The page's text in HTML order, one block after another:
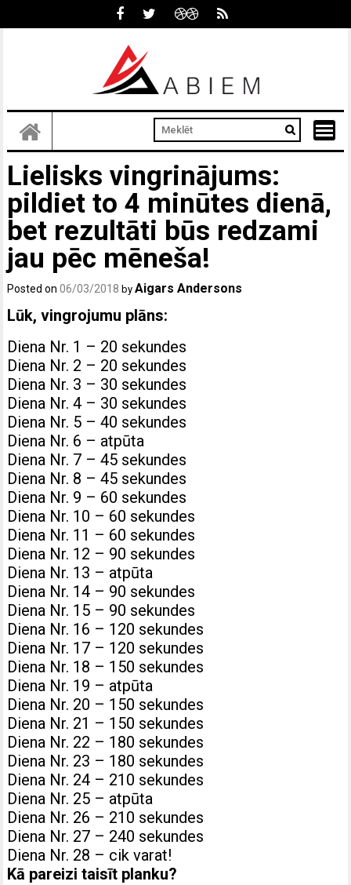
Lielisks vingrinājums:
pildiet to 4 minūtes dienā,
bet rezultāti būs redzami
jau pēc mēneša!
Posted on06/03/2018 byAigars Andersons
Lūk, vingrojumu plāns:
Diena Nr. 1 – 20 sekundes
Diena Nr. 2 – 20 sekundes
Diena Nr. 3 – 30 sekundes
Diena Nr. 4 – 30 sekundes
Diena Nr. 5 – 40 sekundes
Diena Nr. 6 – atpūta
Diena Nr. 7 – 45 sekundes
Diena Nr. 8 – 45 sekundes
Diena Nr. 9 – 60 sekundes
Diena Nr. 10 – 60 sekundes
Diena Nr. 11 – 60 sekundes
Diena Nr. 12 – 90 sekundes
Diena Nr. 13 – atpūta
Diena Nr. 14 – 90 sekundes
Diena Nr. 15 – 90 sekundes
Diena Nr. 16 – 120 sekundes
Diena Nr. 17 – 120 sekundes
Diena Nr. 18 – 150 sekundes
Diena Nr. 19 – atpūta
Diena Nr. 20 – 150 sekundes
Diena Nr. 21 – 150 sekundes
Diena Nr. 22 – 180 sekundes
Diena Nr. 23 – 180 sekundes
Diena Nr. 24 – 210 sekundes
Diena Nr. 25 – atpūta
Diena Nr. 26 – 210 sekundes
Diena Nr. 27 – 240 sekundes
Diena Nr. 28 – cik varat!
Kā pareizi taisīt planku?